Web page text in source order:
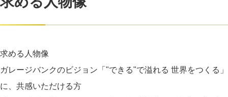
求める人物像
ガレージバンクのビジョン「"できる"で溢れる 世界をつくる」
に、共感いただける方